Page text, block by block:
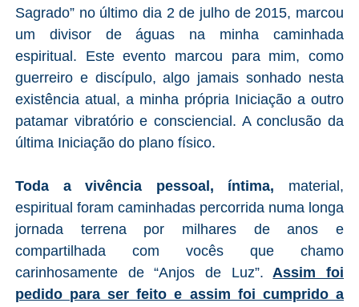
Sagrado” no último dia 2 de julho de 2015, marcou
um divisor de águas na minha caminhada
espiritual. Este evento marcou para mim, como
guerreiro e discípulo, algo jamais sonhado nesta
existência atual, a minha própria Iniciação a outro
patamar vibratório e consciencial. A conclusão da
última Iniciação do plano físico.
Toda a vivência pessoal, íntima, material,
espiritual foram caminhadas percorrida numa longa
jornada terrena por milhares de anos e
compartilhada com vocês que chamo
carinhosamente de “Anjos de Luz”.
Assim foi
pedido para ser feito e assim foi cumprido a